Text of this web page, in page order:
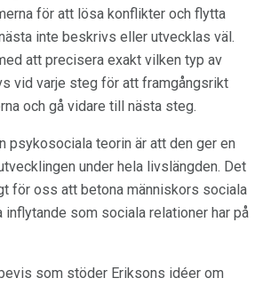
för att lösa konflikter och flytta
inte beskrivs eller utvecklas väl.
att precisera exakt vilken typ av
vid varje steg för att framgångsrikt
och gå vidare till nästa steg.
psykosociala teorin är att den ger en
under hela livslängden. Det
för oss att betona människors sociala
inflytande som sociala relationer har på
som stöder Eriksons idéer om